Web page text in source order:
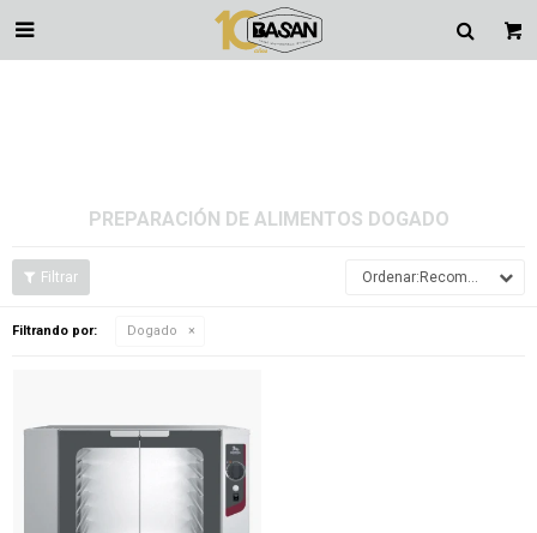

PREPARACIÓN DE ALIMENTOS DOGADO
Recomendados
Filtrando por: Dogado